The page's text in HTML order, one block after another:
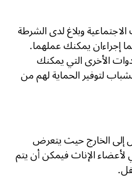
الاجتماعية وبلاغ لدى الشرطة
إجراءان يمكنك عملهما.
الأخرى التي يمكنك
لتوفير الحماية لهم من
إلى الخارج حيث يتعرض
لأعضاء الإناث فيمكن أن يتم